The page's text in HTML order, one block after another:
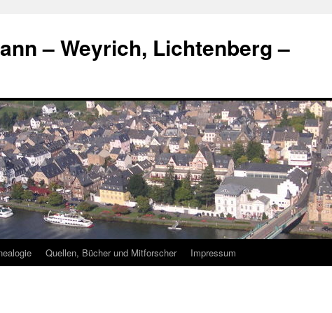
– Weyrich, Lichtenberg –
Quellen, Bücher und Mitforscher Impressum